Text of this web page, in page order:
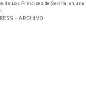
de Los Príncipes de Sevilla, en una
- ARCHIVO